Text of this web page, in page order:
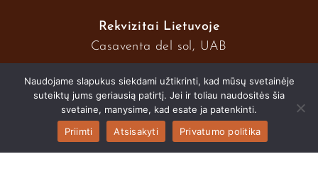
Rekvizitai Lietuvoje
Casaventa del sol, UAB
2026 © Casaventa del sol
Naudojame slapukus siekdami užtikrinti, kad mūsų svetainėje
suteiktų jums geriausią patirtį. Jei ir toliau naudositės šia
svetaine, manysime, kad esate ja patenkinti.
Priimti
Atsisakyti Privatumo politika